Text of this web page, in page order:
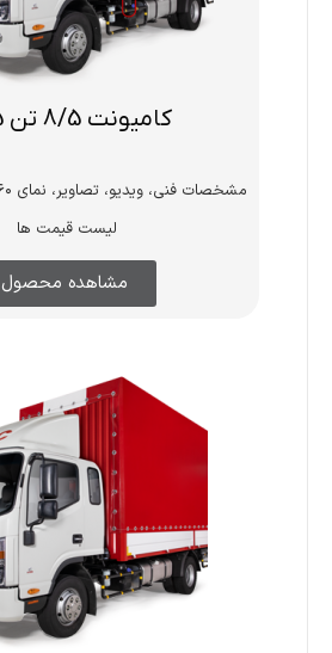
کامیونت 8/5 تن N85
لیست قیمت ها
مشاهده محصول